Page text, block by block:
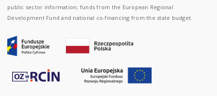
public sector information; funds from the European Regional
Development Fund and national co-financing from the state budget.